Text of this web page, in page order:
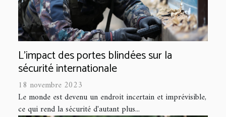
L'impact des portes blindées sur la
sécurité internationale
18 novembre 2023
Le monde est devenu un endroit incertain et imprévisible,
ce qui rend la sécurité d'autant plus...